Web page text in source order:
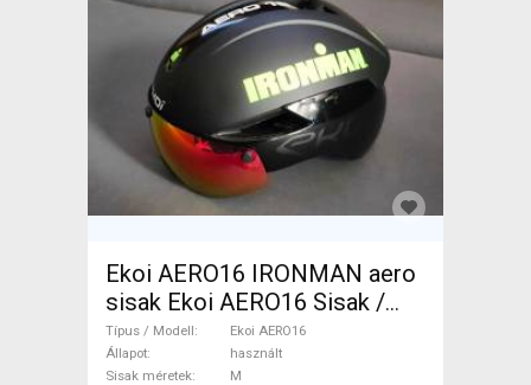
Ekoi AERO16 IRONMAN aero
sisak Ekoi AERO16 Sisak /
Sapka Aero M használt
ELADÓ
Típus / Modell
Ekoi AERO16
Állapot
használt
Sisak méretek
M